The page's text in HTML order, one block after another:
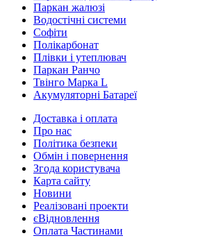
Паркан жалюзі
Водостічні системи
Софіти
Полікарбонат
Плівки і утеплювач
Паркан Ранчо
Твінго Марка L
Акумуляторні Батареї
Доставка і оплата
Про нас
Політика безпеки
Обмін і повернення
Згода користувача
Карта сайту
Новини
Реалізовані проекти
єВідновлення
Оплата Частинами